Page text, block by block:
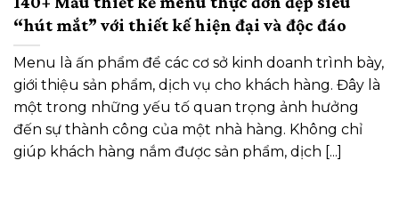
“hút mắt” với thiết kế hiện đại và độc đáo
Menu là ấn phẩm để các cơ sở kinh doanh trình bày,
giới thiệu sản phẩm, dịch vụ cho khách hàng. Đây là
một trong những yếu tố quan trọng ảnh hưởng
đến sự thành công của một nhà hàng. Không chỉ
giúp khách hàng nắm được sản phẩm, dịch [...]